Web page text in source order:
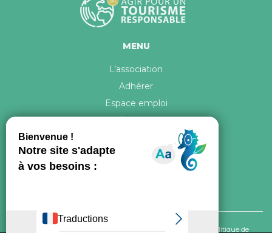
MENU
L’association
Adhérer
Espace emploi
Contact
Politique de